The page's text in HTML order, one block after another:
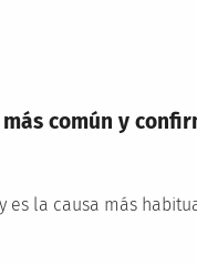
común y
la causa más